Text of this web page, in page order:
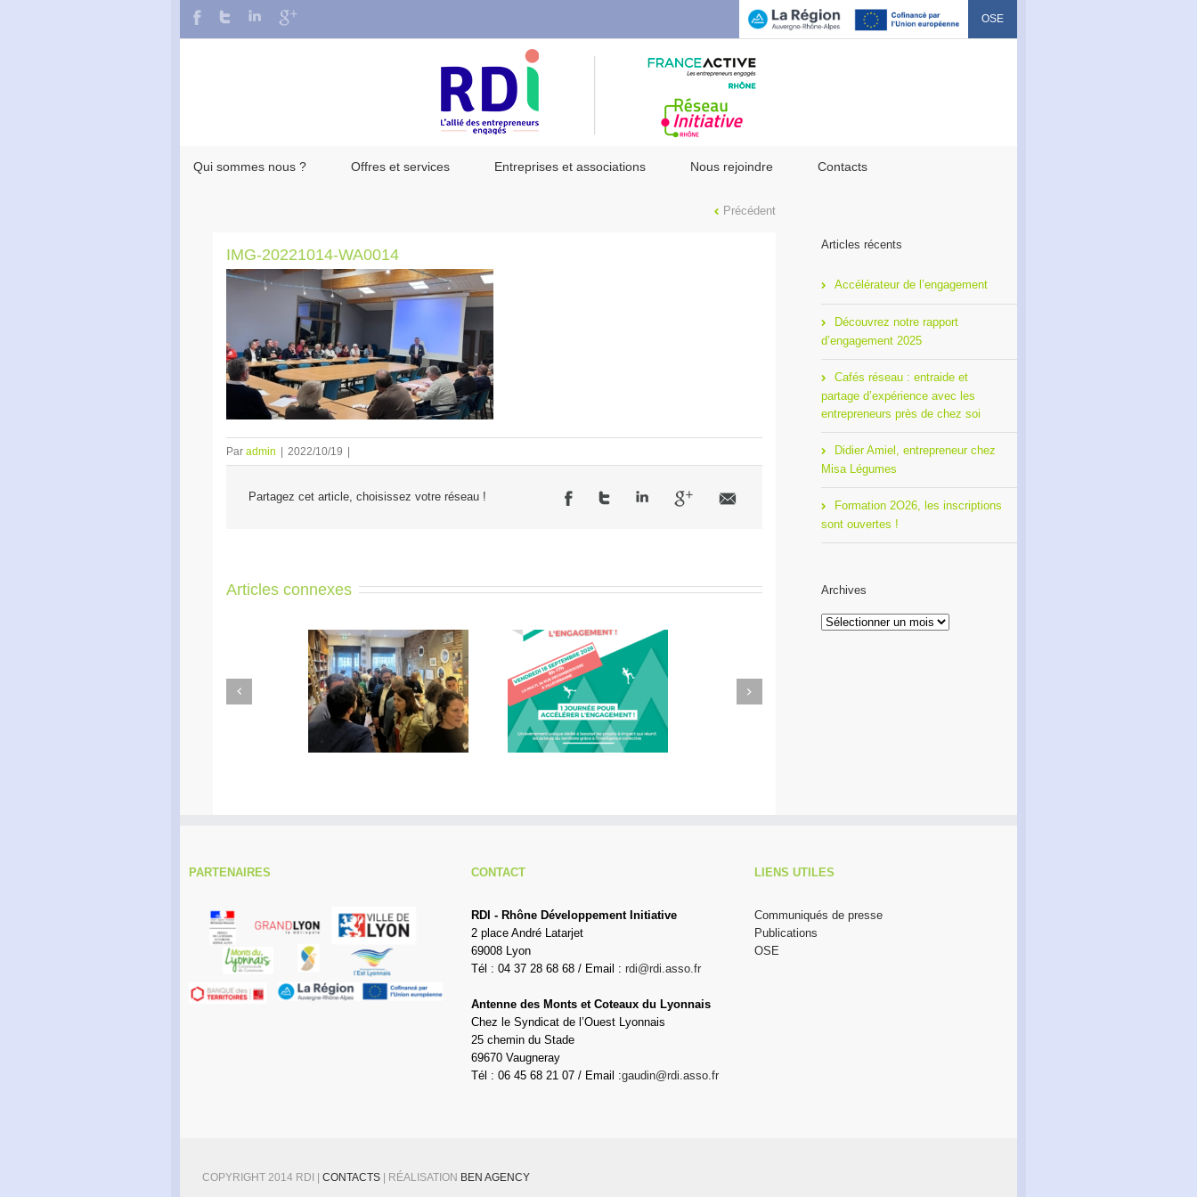
OSE
Qui sommes nous ? Offres et services Entreprises et associations Nous rejoindre Contacts
Précédent
IMG-20221014-WA0014
Par admin 2022/10/19
Partagez cet article, choisissez votre réseau !
Articles connexes
Accélérateur de
l’engagement
Didier Amiel, entrepreneur
chez Misa Légumes
Previous
Next
Articles récents
Accélérateur de l’engagement
Découvrez notre rapport
d’engagement 2025
Cafés réseau : entraide et
partage d’expérience avec les
entrepreneurs près de chez soi
Didier Amiel, entrepreneur chez
Misa Légumes
Formation 2O26, les inscriptions
sont ouvertes !
Archives
Archives
PARTENAIRES CONTACT
RDI - Rhône Développement Initiative
2 place André Latarjet
69008 Lyon
Tél : 04 37 28 68 68 / Email :rdi@rdi.asso.fr
Antenne des Monts et Coteaux du Lyonnais
Chez le Syndicat de l’Ouest Lyonnais
25 chemin du Stade
69670 Vaugneray
Tél : 06 45 68 21 07 / Email :gaudin@rdi.asso.fr
LIENS UTILES
Communiqués de presse
Publications
OSE
COPYRIGHT 2014 RDI | CONTACTS | RÉALISATION BEN AGENCY